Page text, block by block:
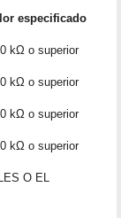
especificado
kΩ o superior
kΩ o superior
kΩ o superior
kΩ o superior
O EL